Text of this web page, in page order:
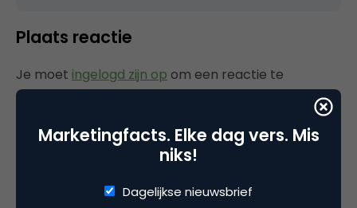
Plaats reactie
Je moet ingelogd zijn op om een reactie te
plaatsen.
Gerelateerde artikelen
Marketingfacts. Elke dag vers. Mis
niks!
Dagelijkse nieuwsbrief